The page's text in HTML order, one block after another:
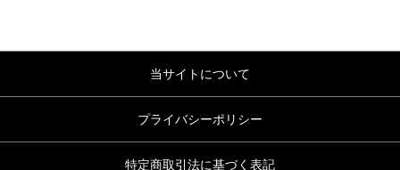
当サイトについて
プライバシーポリシー
特定商取引法に基づく表記